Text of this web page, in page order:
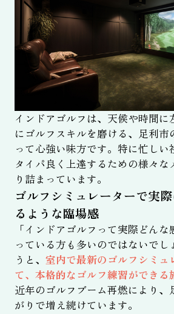
インドアゴルフは、天候や時間に
にゴルフスキルを磨ける、足利市
って心強い味方です。特に忙しい
タイパ良く上達するための様々な
り詰まっています。
ゴルフシミュレーターで実
るような臨場感
「インドアゴルフって実際どん
っている方も多いのではないでし
うと、 室内で最新のゴルフシミュ
て、本格的なゴルフ練習ができる
近年のゴルフブーム再燃により、
がりで増え続けています。